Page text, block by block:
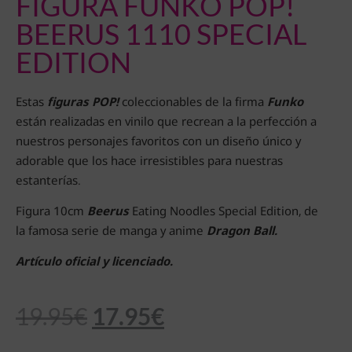
BEERUS 1110 SPECIAL
EDITION
Estas figuras POP!coleccionables de la firma Funko
están realizadas en vinilo que recrean a la perfección a
nuestros personajes favoritos con un diseño único y
adorable que los hace irresistibles para nuestras
estanterías.
Figura 10cm BeerusEating Noodles Special Edition, de
la famosa serie de manga y anime Dragon Ball.
Artículo oficial y licenciado.
19.95€ 17.95€